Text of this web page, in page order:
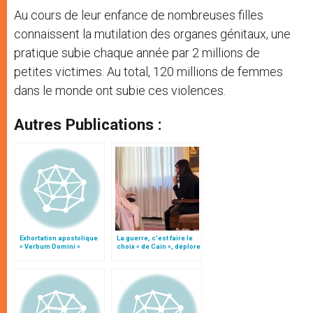
Au cours de leur enfance de nombreuses filles
connaissent la mutilation des organes génitaux, une
pratique subie chaque année par 2 millions de
petites victimes. Au total, 120 millions de femmes
dans le monde ont subie ces violences.
Autres Publications :
Exhortation apostolique
« Verbum Domini »
La guerre, c’est faire le
choix « de Caïn », déplore